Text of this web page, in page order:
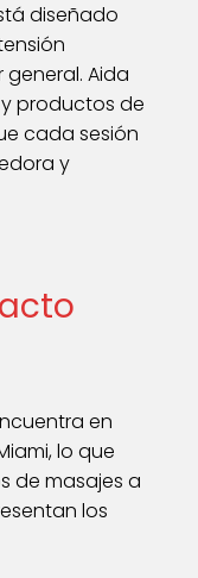
diseñado
Aida
productos de
cada sesión
y
en
lo que
de masajes a
los